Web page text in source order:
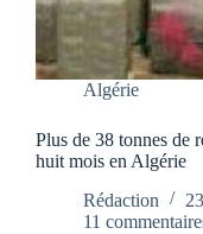
Algérie
Plus de 38 tonnes de
huit mois en Algérie
Rédaction
11